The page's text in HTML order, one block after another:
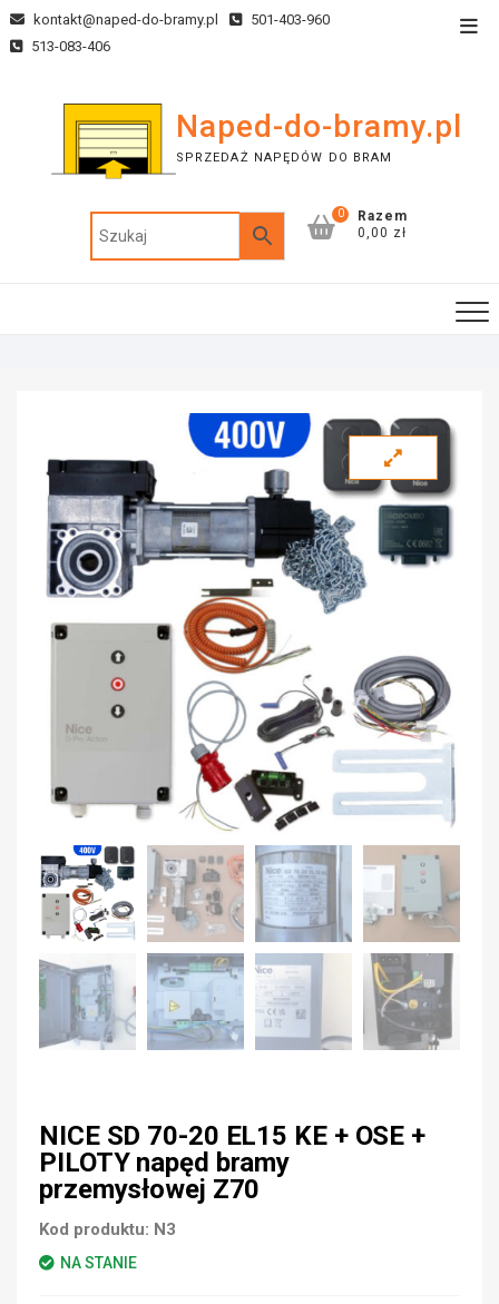
kontakt@naped-do-bramy.pl
501-403-960
513-083-406
Naped-do-bramy.pl
SPRZEDAŻ NAPĘDÓW DO BRAM
0
Razem
0,00 zł
NICE SD 70-20 EL15 KE + OSE +
PILOTY napęd bramy
przemysłowej Z70
Kod produktu: N3
NA STANIE